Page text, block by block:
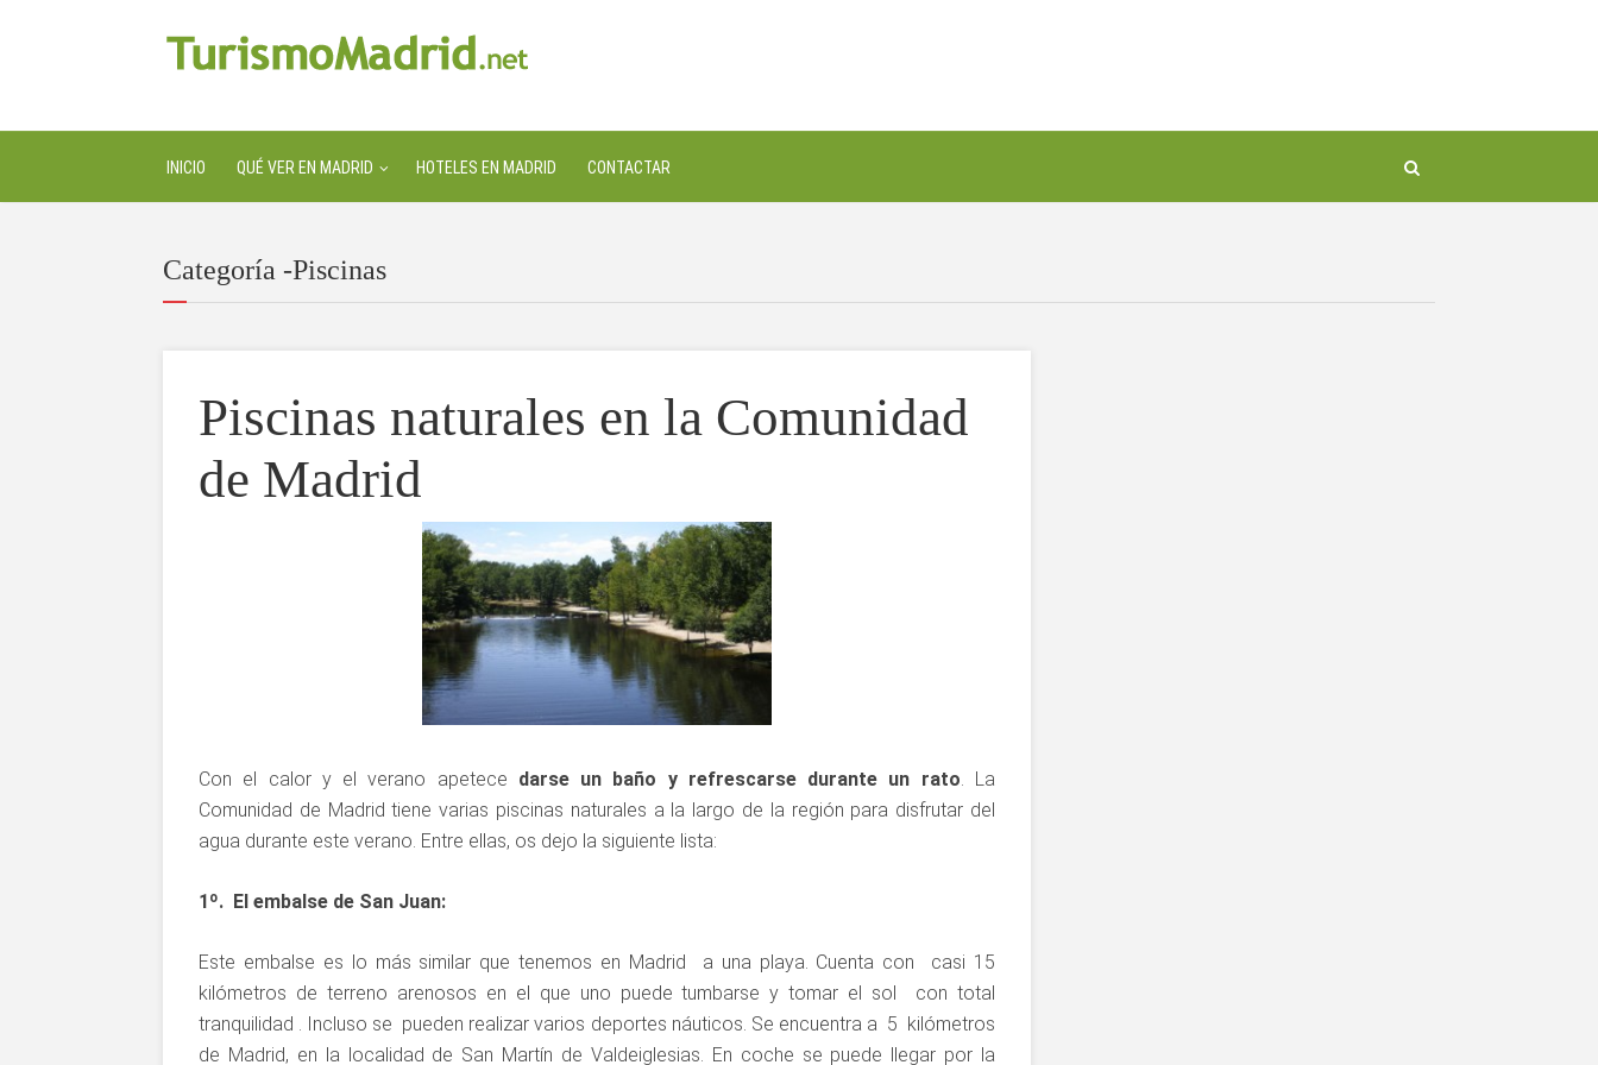
INICIO QUÉ VER EN MADRID HOTELES EN MADRID CONTACTAR
Categoría -Piscinas
Piscinas naturales en la Comunidad
de Madrid
Con el calor y el verano apetece darse un baño y refrescarse durante un rato . La
Comunidad de Madrid tiene varias piscinas naturales a la largo de la región para disfrutar del
agua durante este verano. Entre ellas, os dejo la siguiente lista:
1º. El embalse de San Juan:
Este embalse es lo más similar que tenemos en Madrid a una playa. Cuenta con casi 15
kilómetros de terreno arenosos en el que uno puede tumbarse y tomar el sol con total
tranquilidad . Incluso se pueden realizar varios deportes náuticos. Se encuentra a 5 kilómetros
de Madrid, en la localidad de San Martín de Valdeiglesias. En coche se puede llegar por la